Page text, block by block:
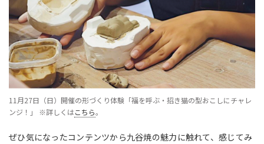
11月27日（日）開催の形づくり体験「福を呼ぶ・招き猫の型おこしにチャレ
ンジ！」 ※詳しくはこちら。
ぜひ気になったコンテンツから九谷焼の魅力に触れて、感じてみ